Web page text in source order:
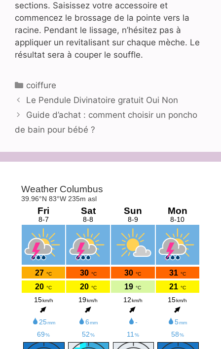
sections. Saisissez votre accessoire et
commencez le brossage de la pointe vers la
racine. Pendant le lissage, n’hésitez pas à
appliquer un revitalisant sur chaque mèche. Le
résultat sera à couper le souffle.
Catégories
coiffure
Le Pendule Divinatoire gratuit Oui Non
Guide d’achat : comment choisir un poncho
de bain pour bébé ?